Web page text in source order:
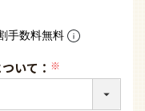
手数料無料
いて：
(必